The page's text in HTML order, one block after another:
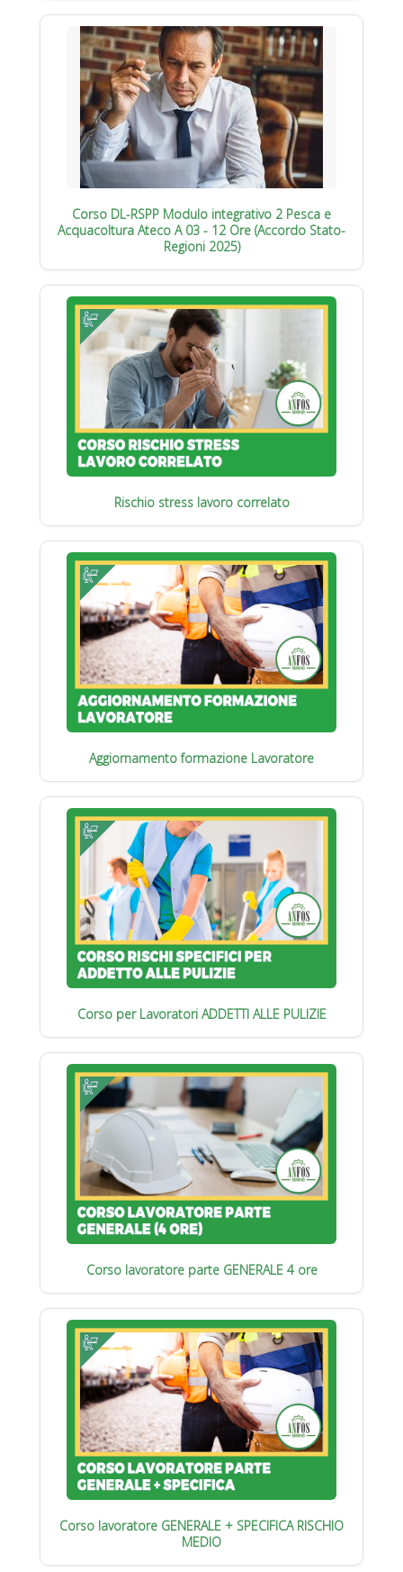
Corso DL-RSPP Modulo integrativo 2 Pesca e
Acquacoltura Ateco A 03 - 12 Ore (Accordo Stato-
Regioni 2025)
Rischio stress lavoro correlato
Aggiornamento formazione Lavoratore
Corso per Lavoratori ADDETTI ALLE PULIZIE
Corso lavoratore parte GENERALE 4 ore
Corso lavoratore GENERALE + SPECIFICA RISCHIO
MEDIO